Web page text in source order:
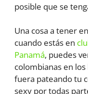
posible que se
Una cosa a tener
cuando estás en
Panamá, puedes
colombianas en
fuera pateando tu
sexy por todas